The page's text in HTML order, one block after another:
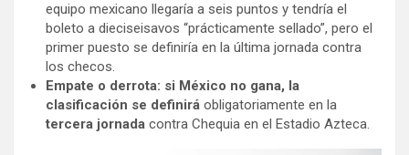
equipo mexicano llegaría a seis puntos y tendría el
boleto a dieciseisavos “prácticamente sellado”, pero el
primer puesto se definiría en la última jornada contra
los checos.
Empate o derrota: si México no gana, la
clasificación se definirá obligatoriamente en la
tercera jornada contra Chequia en el Estadio Azteca.